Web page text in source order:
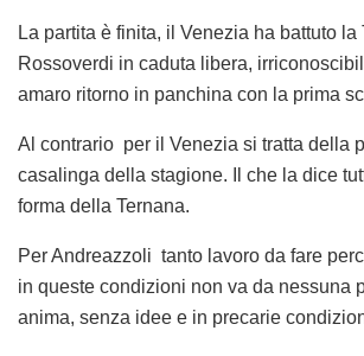
La partita è finita, il Venezia ha battuto la
Rossoverdi in caduta libera,
amaro ritorno in panchina con la prima
Al contrario per il Venezia si tratta della
casalinga della stagione. Il che la dice
forma della Ternana.
Per Andreazzoli tanto lavoro da fare
in queste condizioni non va da nessuna
anima, senza idee e in precarie